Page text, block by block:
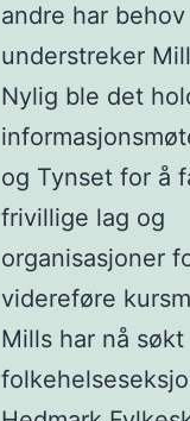
andre har
understreker
Nylig ble det
og Tynset for å
frivillige lag og
organisasjoner
videreføre
Mills har nå søkt